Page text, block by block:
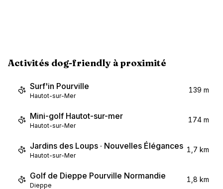
Activités dog-friendly à proximité
Surf'in Pourville
Hautot-sur-Mer
139 m
Mini-golf Hautot-sur-mer
Hautot-sur-Mer
174 m
Jardins des Loups · Nouvelles Élégances
Hautot-sur-Mer
1,7 km
Golf de Dieppe Pourville Normandie
Dieppe
1,8 km